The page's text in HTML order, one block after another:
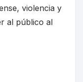
violencia y
al público al